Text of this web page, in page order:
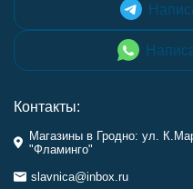
Контакты:
Магазины в Гродно: ул.
"Фламинго"
slavnica@inbox.ru